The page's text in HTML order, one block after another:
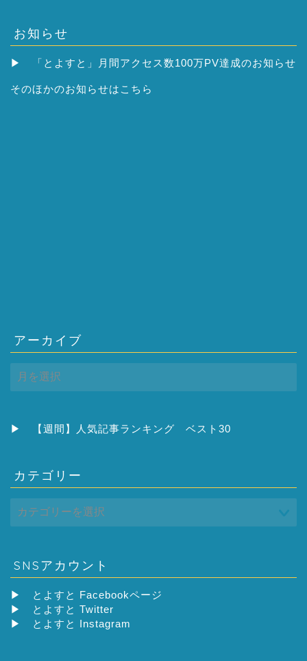
お知らせ
▶ 「とよすと」月間アクセス数100万PV達成のお知らせ
そのほかのお知らせはこちら
アーカイブ
ア
ー
ブ
▶ 【週間】人気記事ランキング ベスト30
カテゴリー
SNSアカウント
▶
とよすと Facebookページ
▶
とよすと Twitter
▶
とよすと Instagram